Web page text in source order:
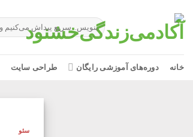
to
content
جستجو
برای:
خانه دوره‌های آموزشی رایگان طراحی سایت
سئو